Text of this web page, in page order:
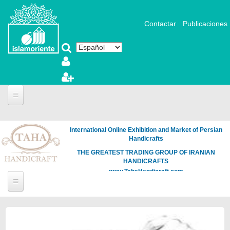
Pasar al contenido principal
Contactar Publicaciones
International Online Exhibition and Market of Persian
Handicrafts
THE GREATEST TRADING GROUP OF IRANIAN
HANDICRAFTS
www.TahaHandicraft.com